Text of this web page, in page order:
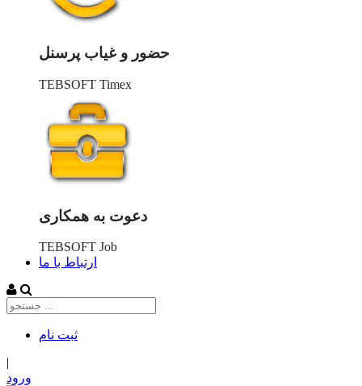
حضور و غیاب پرسنل
TEBSOFT Timex
دعوت به همکاری
TEBSOFT Job
ارتباط با ما
ثبت‌ نام
|
ورود